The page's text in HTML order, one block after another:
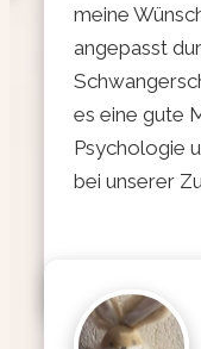
meine
angepasst
es eine gute
Psychologie
bei unserer